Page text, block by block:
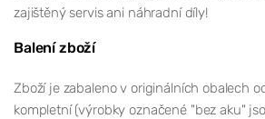
zajištěný servis ani náhradní díly!
Balení zboží
Zboží je zabaleno v originálních obalech
kompletní (výrobky označené "bez aku"